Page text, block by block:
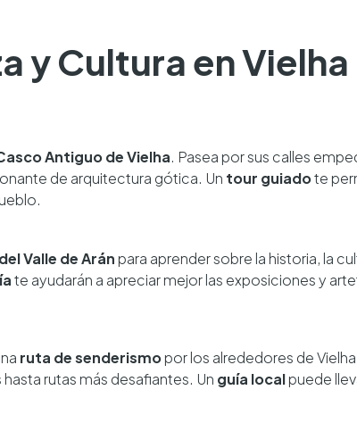
y Cultura en Vielha
Antiguo de Vielha. Pasea por sus calles
de arquitectura gótica. Un tour guiadote
Valle de Arán para aprender sobre la historia, la
te ayudarán a apreciar mejor las exposiciones y
ruta de senderismopor los alrededores de
rutas más desafiantes. Un guía localpuede